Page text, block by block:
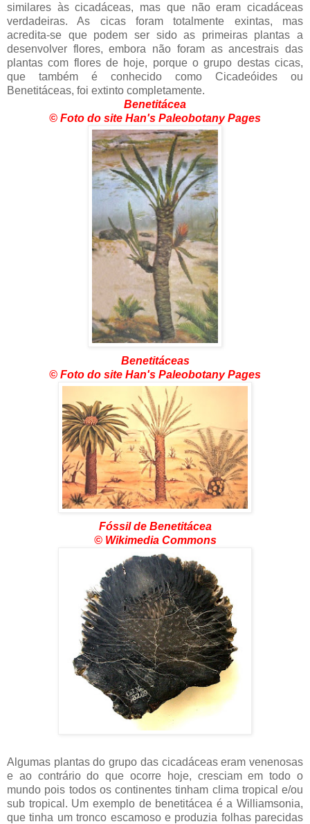
similares às cicadáceas, mas que não eram cicadáceas
verdadeiras. As cicas foram totalmente exintas, mas
acredita-se que podem ser sido as primeiras plantas a
desenvolver flores, embora não foram as ancestrais das
plantas com flores de hoje, porque o grupo destas cicas,
que também é conhecido como Cicadeóides ou
Benetitáceas, foi extinto completamente.
Benetitácea
© Foto do site Han's Paleobotany Pages
Benetitáceas
© Foto do site Han's Paleobotany Pages
Fóssil de Benetitácea
© Wikimedia Commons
Algumas plantas do grupo das cicadáceas eram venenosas
e ao contrário do que ocorre hoje, cresciam em todo o
mundo pois todos os continentes tinham clima tropical e/ou
sub tropical. Um exemplo de benetitácea é a Williamsonia,
que tinha um tronco escamoso e produzia folhas parecidas